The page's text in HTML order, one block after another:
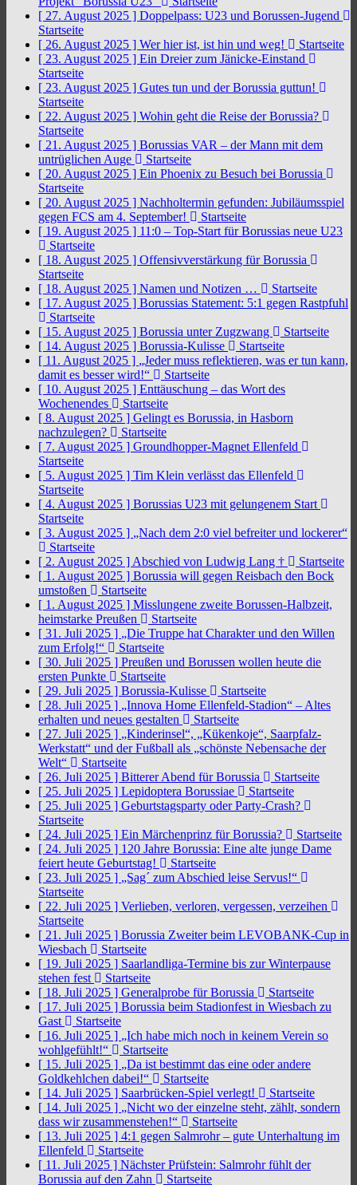
[ 27. August 2025 ] Doppelpass: U23 und Borussen-Jugend
Startseite
[ 26. August 2025 ] Wer hier ist, ist hin und weg!
Startseite
[ 23. August 2025 ] Ein Dreier zum Jänicke-Einstand
Startseite
[ 23. August 2025 ] Gutes tun und der Borussia guttun!
Startseite
[ 22. August 2025 ] Wohin geht die Reise der Borussia?
Startseite
[ 21. August 2025 ] Borussias VAR – der Mann mit dem
untrüglichen Auge
Startseite
[ 20. August 2025 ] Ein Phoenix zu Besuch bei Borussia
Startseite
[ 20. August 2025 ] Nachholtermin gefunden: Jubiläumsspiel
gegen FCS am 4. September!
Startseite
[ 19. August 2025 ] 11:0 – Top-Start für Borussias neue U23
Startseite
[ 18. August 2025 ] Offensivverstärkung für Borussia
Startseite
[ 18. August 2025 ] Namen und Notizen …
Startseite
[ 17. August 2025 ] Borussias Statement: 5:1 gegen Rastpfuhl
Startseite
[ 15. August 2025 ] Borussia unter Zugzwang
Startseite
[ 14. August 2025 ] Borussia-Kulisse
Startseite
[ 11. August 2025 ] „Jeder muss reflektieren, was er tun kann,
damit es besser wird!“
Startseite
[ 10. August 2025 ] Enttäuschung – das Wort des
Wochenendes
Startseite
[ 8. August 2025 ] Gelingt es Borussia, in Hasborn
nachzulegen?
Startseite
[ 7. August 2025 ] Groundhopper-Magnet Ellenfeld
Startseite
[ 5. August 2025 ] Tim Klein verlässt das Ellenfeld
Startseite
[ 4. August 2025 ] Borussias U23 mit gelungenem Start
Startseite
[ 3. August 2025 ] „Nach dem 2:0 viel befreiter und lockerer“
Startseite
[ 2. August 2025 ] Abschied von Ludwig Lang †
Startseite
[ 1. August 2025 ] Borussia will gegen Reisbach den Bock
umstoßen
Startseite
[ 1. August 2025 ] Misslungene zweite Borussen-Halbzeit,
heimstarke Preußen
Startseite
[ 31. Juli 2025 ] „Die Truppe hat Charakter und den Willen
zum Erfolg!“
Startseite
[ 30. Juli 2025 ] Preußen und Borussen wollen heute die
ersten Punkte
Startseite
[ 29. Juli 2025 ] Borussia-Kulisse
Startseite
[ 28. Juli 2025 ] „Innova Home Ellenfeld-Stadion“ – Altes
erhalten und neues gestalten
Startseite
[ 27. Juli 2025 ] „Kinderinsel“, „Kükenkoje“, Saarpfalz-
Werkstatt“ und der Fußball als „schönste Nebensache der
Welt“
Startseite
[ 26. Juli 2025 ] Bitterer Abend für Borussia
Startseite
[ 25. Juli 2025 ] Lepidoptera Borussiae
Startseite
[ 25. Juli 2025 ] Geburtstagsparty oder Party-Crash?
Startseite
[ 24. Juli 2025 ] Ein Märchenprinz für Borussia?
Startseite
[ 24. Juli 2025 ] 120 Jahre Borussia: Eine alte junge Dame
feiert heute Geburtstag!
Startseite
[ 23. Juli 2025 ] „Sag´ zum Abschied leise Servus!“
Startseite
[ 22. Juli 2025 ] Verlieben, verloren, vergessen, verzeihen
Startseite
[ 21. Juli 2025 ] Borussia Zweiter beim LEVOBANK-Cup in
Wiesbach
Startseite
[ 19. Juli 2025 ] Saarlandliga-Termine bis zur Winterpause
stehen fest
Startseite
[ 18. Juli 2025 ] Generalprobe für Borussia
Startseite
[ 17. Juli 2025 ] Borussia beim Stadionfest in Wiesbach zu
Gast
Startseite
[ 16. Juli 2025 ] „Ich habe mich noch in keinem Verein so
wohlgefühlt!“
Startseite
[ 15. Juli 2025 ] „Da ist bestimmt das eine oder andere
Goldkehlchen dabei!“
Startseite
[ 14. Juli 2025 ] Saarbrücken-Spiel verlegt!
Startseite
[ 14. Juli 2025 ] „Nicht wo der einzelne steht, zählt, sondern
dass wir zusammenstehen!“
Startseite
[ 13. Juli 2025 ] 4:1 gegen Salmrohr – gute Unterhaltung im
Ellenfeld
Startseite
[ 11. Juli 2025 ] Nächster Prüfstein: Salmrohr fühlt der
Borussia auf den Zahn
Startseite